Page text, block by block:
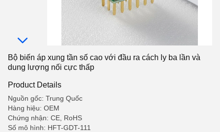
Bộ biến áp xung tần số cao với đầu ra cách ly ba lần và
dung lượng nối cực thấp
Product Details
Nguồn gốc: Trung Quốc
Hàng hiệu: OEM
Chứng nhận: CE, RoHS
Số mô hình: HFT-GDT-111